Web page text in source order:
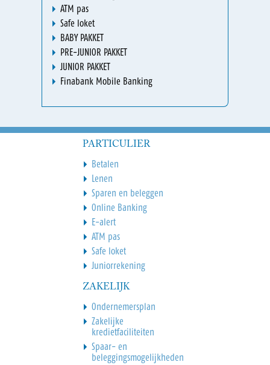
ATM pas
Safe loket
BABY PAKKET
PRE-JUNIOR PAKKET
JUNIOR PAKKET
Finabank Mobile Banking
PARTICULIER
Betalen
Lenen
Sparen en beleggen
Online Banking
E-alert
ATM pas
Safe loket
Juniorrekening
ZAKELIJK
Ondernemersplan
Zakelijke
kredietfaciliteiten
Spaar- en
beleggingsmogelijkheden